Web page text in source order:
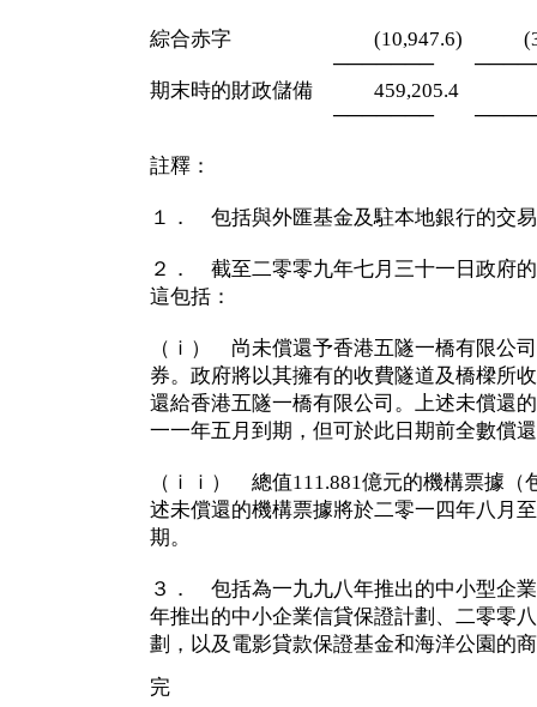
綜合赤字 (10,947.6)
───────
期末時的財政儲備 459,205.4
───────
註釋：
１． 包括與外匯基金及駐本地銀行的交
２． 截至二零零九年七月三十一日政府
這包括：
（ｉ） 尚未償還予香港五隧一橋有限公
券。政府將以其擁有的收費隧道及橋樑所
還給香港五隧一橋有限公司。上述未償還
一一年五月到期，但可於此日期前全數償
（ｉｉ） 總值111.881億元的機構票據（
述未償還的機構票據將於二零一四年八月
期。
３． 包括為一九九八年推出的中小型企
年推出的中小企業信貸保證計劃、二零零
劃，以及電影貸款保證基金和海洋公園的
完